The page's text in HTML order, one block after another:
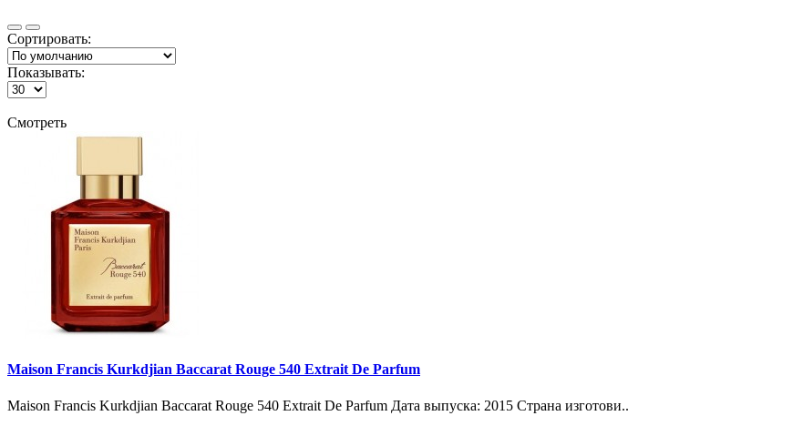
Сортировать:
Показывать:
Смотреть
Maison Francis Kurkdjian Baccarat Rouge 540 Extrait De Parfum
Maison Francis Kurkdjian Baccarat Rouge 540 Extrait De Parfum Дата выпуска: 2015 Страна изготови..